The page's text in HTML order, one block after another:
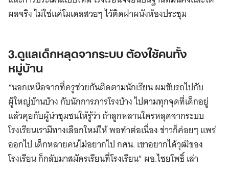
ผลจริง ไม่ใช่แค่โมเดลสวยๆ ไว้ติดฝาผนังห้องประชุม
3.ดูแลเด็กหลุดจากระบบ ต้องใช้คนทั้ง
หมู่บ้าน
“นอกเหนือจากที่ครูช่วยกันติดตามนักเรียน ผมขับรถไปกับ
ผู้ใหญ่บ้านบ้าง กับนักการภารโรงบ้าง ไปตามทุกจุดที่เด็กอยู่
แล้วคุยกับผู้นำชุมชนให้รู้ว่า ถ้าลูกหลานใครหลุดจากระบบ
โรงเรียนเรามีทางเลือกใหม่ให้ พอทำต่อเนื่อง ข่าวก็ค่อยๆ แพร่
ออกไป เด็กหลายคนไม่อยากไป กศน. เขาอยากได้วุฒิของ
โรงเรียน ก็กลับมาสมัครเรียนที่โรงเรียน” ผอ.ไชยโพธิ์ เล่า